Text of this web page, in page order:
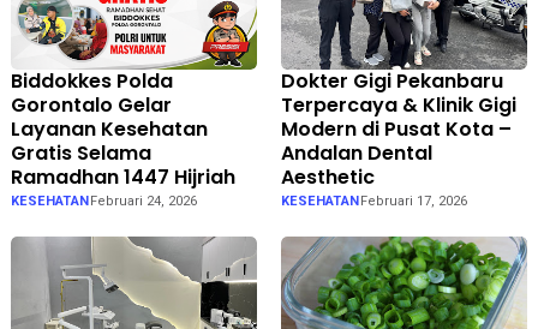
Biddokkes Polda
Gorontalo Gelar
Layanan Kesehatan
Gratis Selama
Ramadhan 1447 Hijriah
KESEHATANFebruari 24, 2026
Dokter Gigi Pekanbaru
Terpercaya & Klinik Gigi
Modern di Pusat Kota –
Andalan Dental
Aesthetic
KESEHATANFebruari 17, 2026